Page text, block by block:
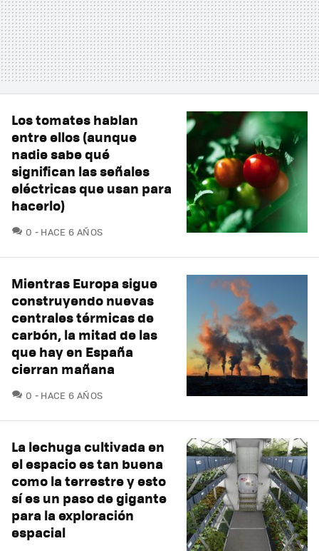
Los tomates hablan
entre ellos (aunque
nadie sabe qué
significan las señales
eléctricas que usan para
hacerlo)
0 COMENTARIOS
HACE 6 AÑOS
Mientras Europa sigue
construyendo nuevas
centrales térmicas de
carbón, la mitad de las
que hay en España
cierran mañana
0 COMENTARIOS
HACE 6 AÑOS
La lechuga cultivada en
el espacio es tan buena
como la terrestre y esto
sí es un paso de gigante
para la exploración
espacial